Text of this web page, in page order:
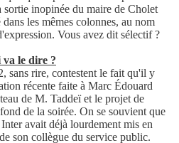
inopinée du maire de Cholet
les mêmes colonnes, au nom
Vous avez dit sélectif ?
va le dire ?
sans rire, contestent le fait qu'il y
récente faite à Marc Édouard
de M. Taddeï et le projet de
de la soirée. On se souvient que
avait déjà lourdement mis en
son collègue du service public.